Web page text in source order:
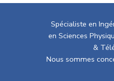
Spécialiste en
en Sciences
&
Nous sommes